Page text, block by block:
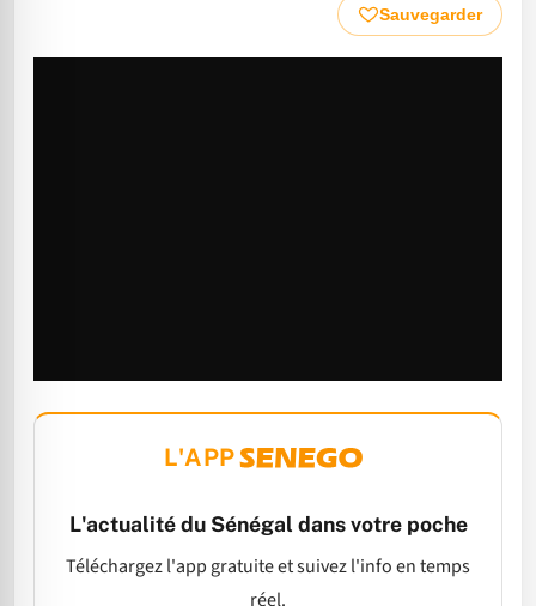
Sauvegarder
L'APP
L'actualité du Sénégal dans votre poche
Téléchargez l'app gratuite et suivez l'info en temps
réel.